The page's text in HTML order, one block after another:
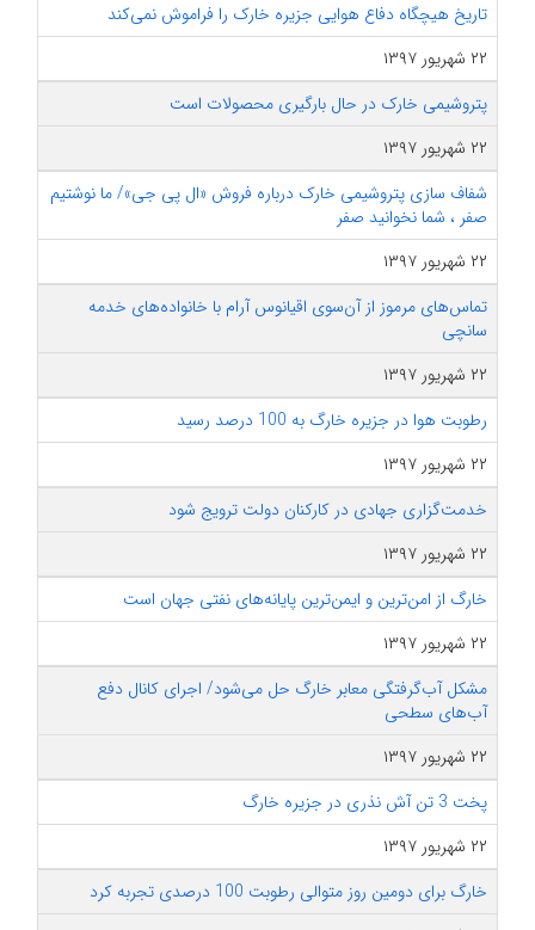
تاریخ هیچگاه دفاع هوایی جزیره خارک را فراموش نمی‌کند
۲۲ شهریور ۱۳۹۷
پتروشیمی خارک در حال بارگیری محصولات است
۲۲ شهریور ۱۳۹۷
شفاف سازی پتروشیمی خارک درباره فروش «ال پی جی»/ ما نوشتیم
صفر ، شما نخوانید صفر
۲۲ شهریور ۱۳۹۷
تماس‌های مرموز از آن‌سوی اقیانوس آرام با خانواده‌های خدمه
سانچی
۲۲ شهریور ۱۳۹۷
رطوبت هوا در جزیره خارگ به 100 درصد رسید
۲۲ شهریور ۱۳۹۷
خدمت‌گزاری جهادی در کارکنان دولت ترویج شود
۲۲ شهریور ۱۳۹۷
خارگ از امن‌ترین و ایمن‌ترین پایانه‌های نفتی جهان است
۲۲ شهریور ۱۳۹۷
مشکل آب‌گرفتگی معابر خارگ حل می‌شود/ اجرای کانال دفع
آب‌های سطحی
۲۲ شهریور ۱۳۹۷
پخت 3 تن آش نذری در جزیره خارگ
۲۲ شهریور ۱۳۹۷
خارگ برای دومین روز متوالی رطوبت 100 درصدی تجربه کرد